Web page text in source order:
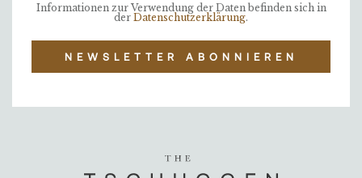
Informationen zur Verwendung der Daten befinden sich in
der Datenschutzerklärung.
NEWSLETTER ABONNIEREN